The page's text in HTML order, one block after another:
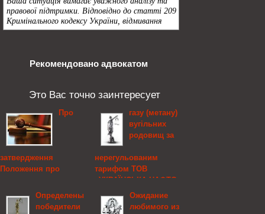
Рекомендовано адвокатом
Это Вас точно заинтересует
Про
затвердження
Положення про
Національною комісією,
що здійснює державне
Определены
победители
газу (метану)
вугільних
родовищ за
нерегульованим
тарифом ТОВ
«УКРАЇНСЬКА НАФТО-
ГАЗОВА КОМПАНІЯ»,
Національна комісія,
Ожидание
любимого из